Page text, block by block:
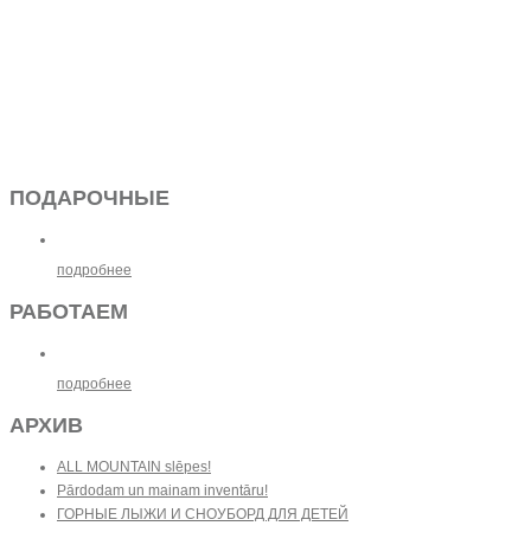
ПОДАРОЧНЫЕ
подробнее
РАБОТАЕМ
подробнее
АРХИВ
ALL MOUNTAIN slēpes!
Pārdodam un mainam inventāru!
ГОРНЫЕ ЛЫЖИ И СНОУБОРД ДЛЯ ДЕТЕЙ